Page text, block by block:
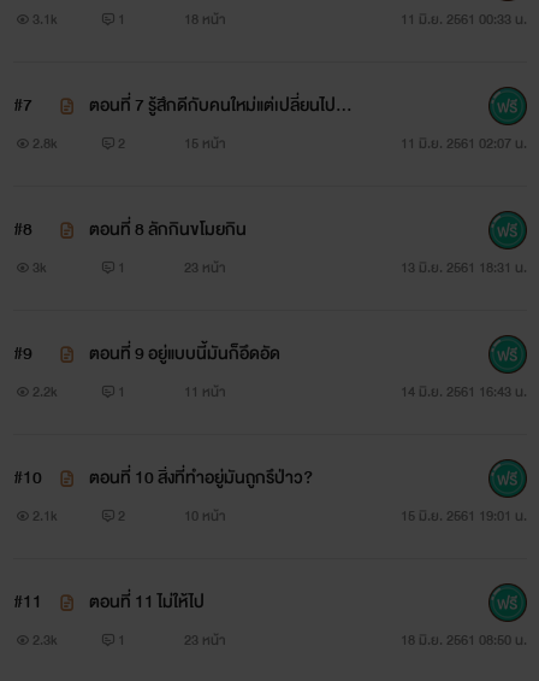
พิงค์ พลอยชมพู
รู้สึกบางอย่างกำลังแทรกเข้ามาทำให้พูดได้ไม่เต็มปากว่าเกลียด
เขาจริงๆหรือเปล่า
3.1k 1 18 หน้า 11 มิ.ย. 2561 00:33 น.
#7
ตอนที่ 7 รู้สึกดีกับคนใหม่แต่เปลี่ยนไปกั
บคนเก่า
2.8k 2 15 หน้า 11 มิ.ย. 2561 02:07 น.
#8 ตอนที่ 8 ลักกินขโมยกิน
3k 1 23 หน้า 13 มิ.ย. 2561 18:31 น.
#9 ตอนที่ 9 อยู่แบบนี้มันก็อึดอัด
2.2k 1 11 หน้า 14 มิ.ย. 2561 16:43 น.
#10 ตอนที่ 10 สิ่งที่ทำอยู่มันถูกรึป่าว?
2.1k 2 10 หน้า 15 มิ.ย. 2561 19:01 น.
#11 ตอนที่ 11 ไม่ให้ไป
2.3k 1 23 หน้า 18 มิ.ย. 2561 08:50 น.